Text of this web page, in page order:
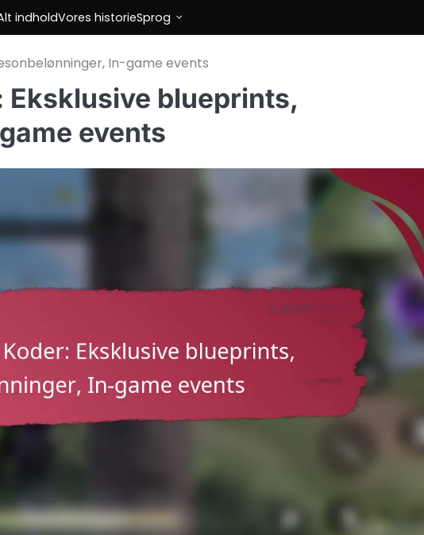
indholdVores historieSprog
In-game events
Eksklusive blueprints,
events